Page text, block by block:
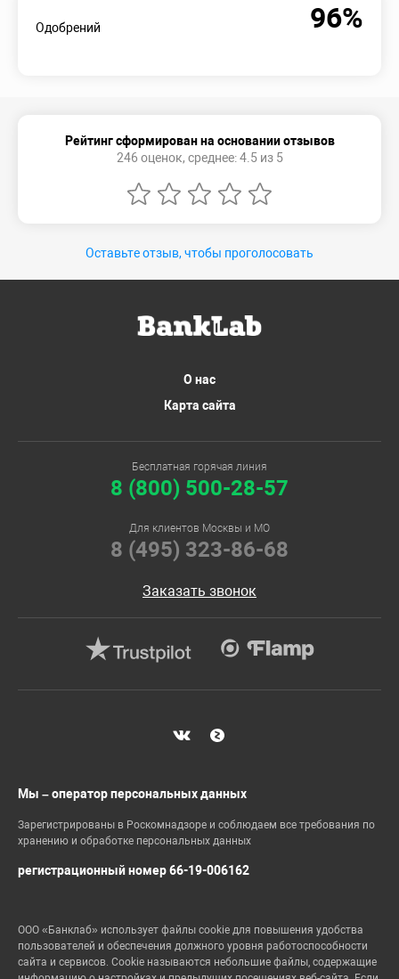
Одобрений 96%
Рейтинг сформирован на основании отзывов
246 оценок, среднее: 4.5 из 5
Оставьте отзыв, чтобы проголосовать
О нас
Карта сайта
Бесплатная горячая линия
8 (800) 500-28-57
Для клиентов Москвы и МО
8 (495) 323-86-68
Заказать звонок
Мы – оператор персональных данных
Зарегистрированы в Роскомнадзоре и соблюдаем все требования по
хранению и обработке персональных данных
регистрационный номер 66-19-006162
ООО «Банклаб» использует файлы cookie для повышения удобства
пользователей и обеспечения должного уровня работоспособности
сайта и сервисов. Cookie называются небольшие файлы, содержащие